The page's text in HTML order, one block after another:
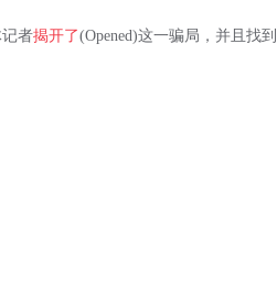
者揭开了(Opened)这一骗局，并且找到